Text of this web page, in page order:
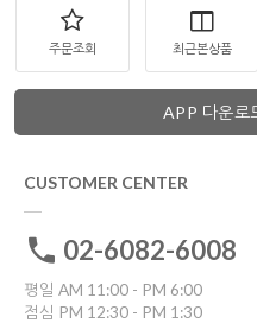
주문조회 최근본상품
APP 다운로
CUSTOMER CENTER
02-6082-6008
평일 AM 11:00 - PM 6:00
점심 PM 12:30 - PM 1:30